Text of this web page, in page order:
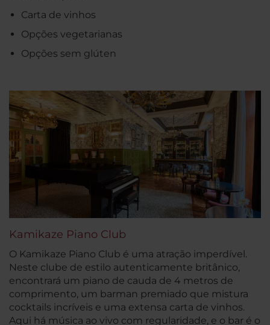
Carta de vinhos
Opções vegetarianas
Opções sem glúten
Kamikaze Piano Club
O Kamikaze Piano Club é uma atração imperdível.
Neste clube de estilo autenticamente britânico,
encontrará um piano de cauda de 4 metros de
comprimento, um barman premiado que mistura
cocktails incríveis e uma extensa carta de vinhos.
Aqui há música ao vivo com regularidade, e o bar é o